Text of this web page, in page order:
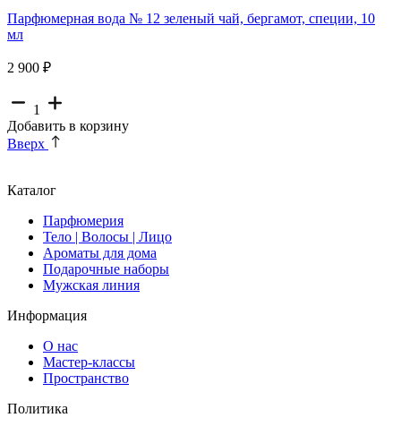
Парфюмерная вода № 12 зеленый чай, бергамот, специи, 10
мл
2 900 ₽
1
Добавить в корзину
Вверх
Каталог
Парфюмерия
Тело | Волосы | Лицо
Ароматы для дома
Подарочные наборы
Мужская линия
Информация
О нас
Мастер-классы
Пространство
Политика